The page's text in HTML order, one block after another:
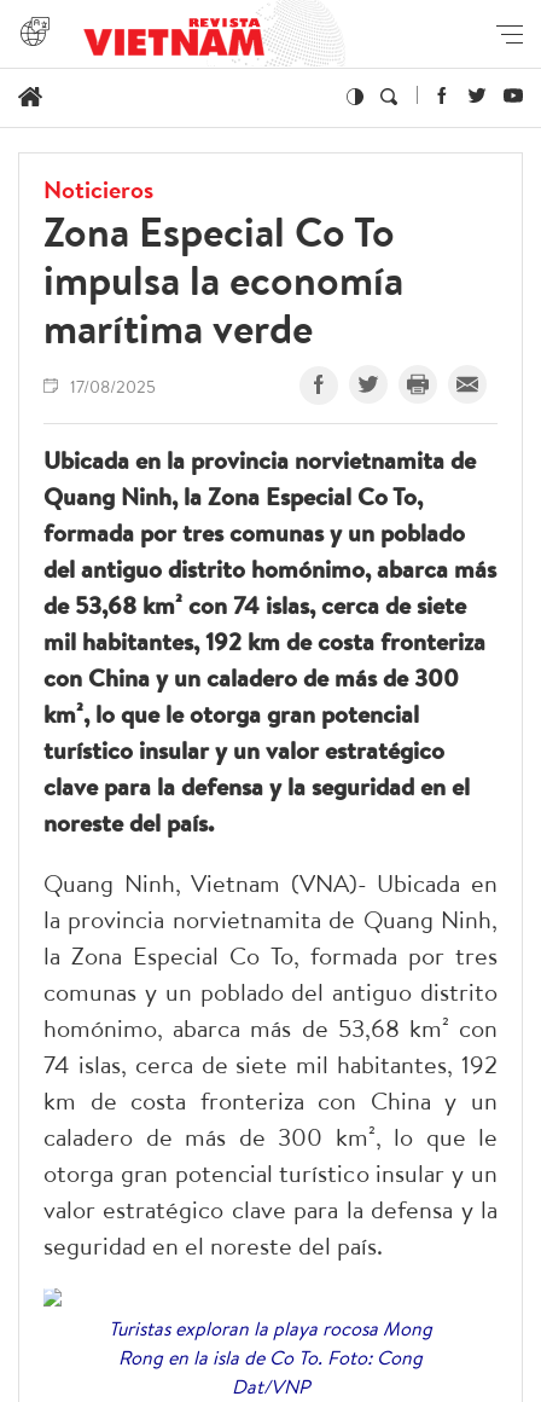
Noticieros
Zona Especial Co To
impulsa la economía
marítima verde
17/08/2025
Ubicada en la provincia norvietnamita de
Quang Ninh, la Zona Especial Co To,
formada por tres comunas y un poblado
del antiguo distrito homónimo, abarca más
de 53,68 km² con 74 islas, cerca de siete
mil habitantes, 192 km de costa fronteriza
con China y un caladero de más de 300
km², lo que le otorga gran potencial
turístico insular y un valor estratégico
clave para la defensa y la seguridad en el
noreste del país.
Quang Ninh, Vietnam (VNA)- Ubicada en
la provincia norvietnamita de Quang Ninh,
la Zona Especial Co To, formada por tres
comunas y un poblado del antiguo distrito
homónimo, abarca más de 53,68 km² con
74 islas, cerca de siete mil habitantes, 192
km de costa fronteriza con China y un
caladero de más de 300 km², lo que le
otorga gran potencial turístico insular y un
valor estratégico clave para la defensa y la
seguridad en el noreste del país.
Turistas exploran la playa rocosa Mong
Rong en la isla de Co To. Foto: Cong
Dat/VNP